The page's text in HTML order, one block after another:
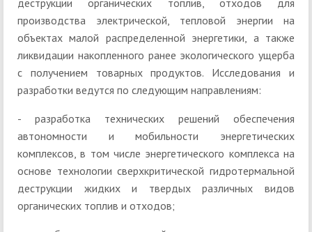
деструкции органических топлив, отходов для
производства электрической, тепловой энергии на
объектах малой распределенной энергетики, а также
ликвидации накопленного ранее экологического ущерба
с получением товарных продуктов. Исследования и
разработки ведутся по следующим направлениям:
- разработка технических решений обеспечения
автономности и мобильности энергетических
комплексов, в том числе энергетического комплекса на
основе технологии сверхкритической гидротермальной
деструкции жидких и твердых различных видов
органических топлив и отходов;